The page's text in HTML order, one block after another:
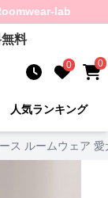
lab
料
0 0
人気ランキング
ス ルームウェア